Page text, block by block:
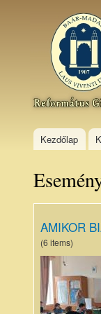
Baár–
Madas
Kezdőlap
AMIKOR
(6 items)
1.JPG